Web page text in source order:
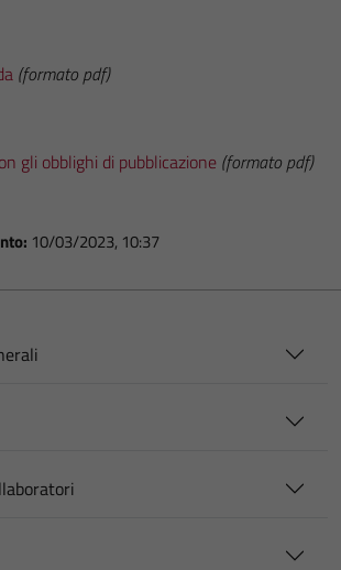
(formato pdf)
gli obblighi di pubblicazione (formato pdf)
10/03/2023, 10:37